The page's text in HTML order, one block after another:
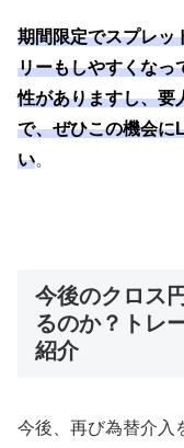
期間限定でスプレッ
リーもしやすくなっ
性がありますし、要
で、ぜひこの機会に
い。
今後のクロス
るのか？トレ
紹介
今後、再び為替介入